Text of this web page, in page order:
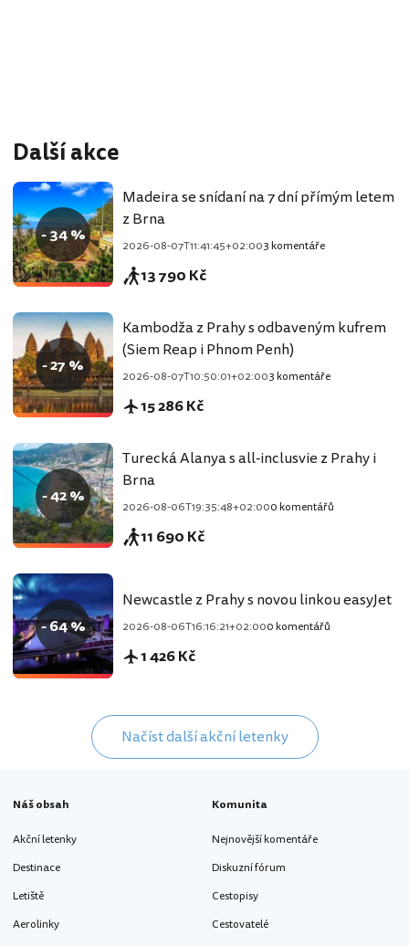
Další akce
- 34 %
Madeira se snídaní na 7 dní přímým letem
z Brna
2026-08-07T11:41:45+02:003 komentáře
13 790 Kč
- 27 %
Kambodža z Prahy s odbaveným kufrem
(Siem Reap i Phnom Penh)
2026-08-07T10:50:01+02:003 komentáře
15 286 Kč
- 42 %
Turecká Alanya s all-inclusvie z Prahy i
Brna
2026-08-06T19:35:48+02:000 komentářů
11 690 Kč
- 64 %
Newcastle z Prahy s novou linkou easyJet
2026-08-06T16:16:21+02:000 komentářů
1 426 Kč
Načíst další akční letenky
Náš obsah
Akční letenky
Destinace
Letiště
Aerolinky
Komunita
Nejnovější komentáře
Diskuzní fórum
Cestopisy
Cestovatelé